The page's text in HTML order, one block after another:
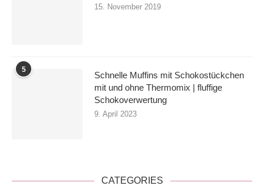
15. November 2019
5
Schnelle Muffins mit Schokostückchen
mit und ohne Thermomix | fluffige
Schokoverwertung
9. April 2023
CATEGORIES